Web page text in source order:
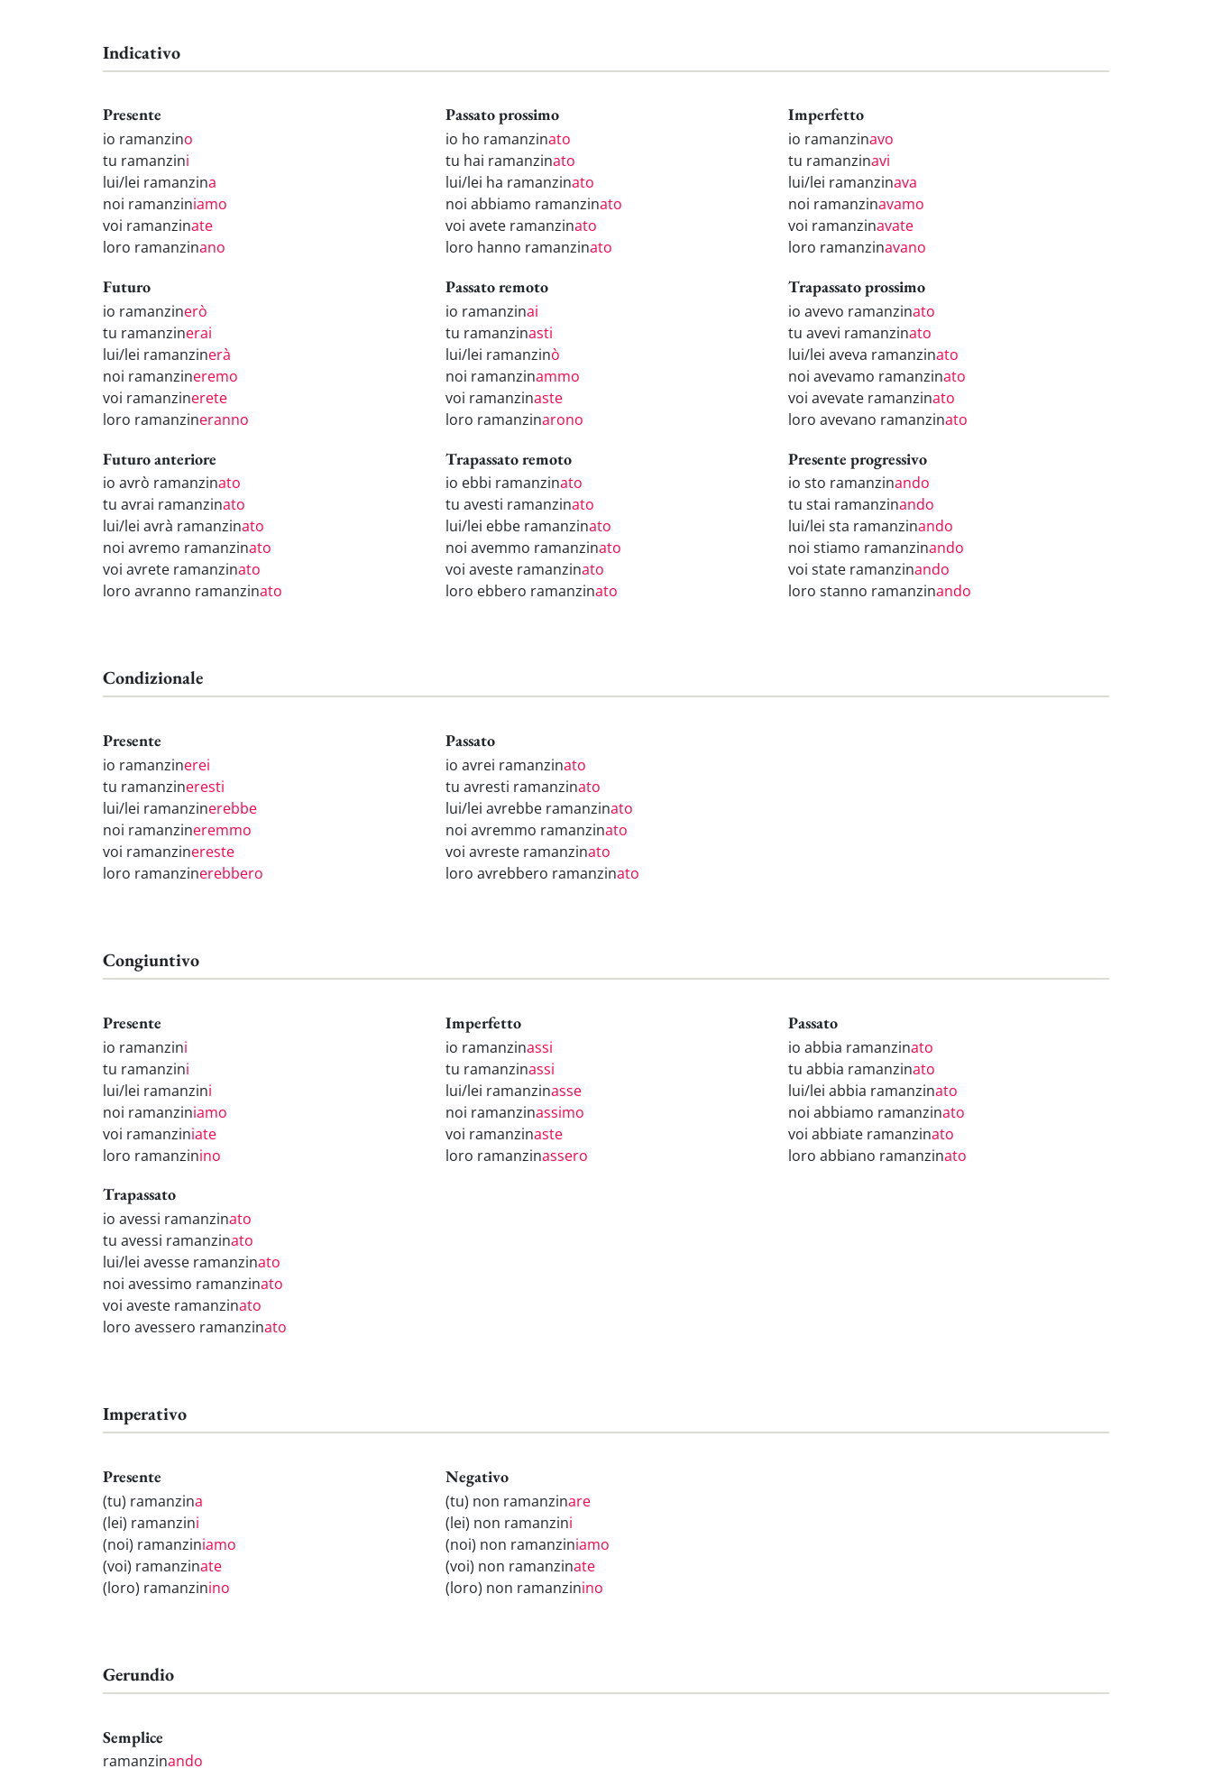
Indicativo
Presente
io ramanzino
tu ramanzini
lui/lei ramanzina
noi ramanziniamo
voi ramanzinate
loro ramanzinano
Passato prossimo
io ho ramanzinato
tu hai ramanzinato
lui/lei ha ramanzinato
noi abbiamo ramanzinato
voi avete ramanzinato
loro hanno ramanzinato
Imperfetto
io ramanzinavo
tu ramanzinavi
lui/lei ramanzinava
noi ramanzinavamo
voi ramanzinavate
loro ramanzinavano
Futuro
io ramanzinerò
tu ramanzinerai
lui/lei ramanzinerà
noi ramanzineremo
voi ramanzinerete
loro ramanzineranno
Passato remoto
io ramanzinai
tu ramanzinasti
lui/lei ramanzinò
noi ramanzinammo
voi ramanzinaste
loro ramanzinarono
Trapassato prossimo
io avevo ramanzinato
tu avevi ramanzinato
lui/lei aveva ramanzinato
noi avevamo ramanzinato
voi avevate ramanzinato
loro avevano ramanzinato
Futuro anteriore
io avrò ramanzinato
tu avrai ramanzinato
lui/lei avrà ramanzinato
noi avremo ramanzinato
voi avrete ramanzinato
loro avranno ramanzinato
Trapassato remoto
io ebbi ramanzinato
tu avesti ramanzinato
lui/lei ebbe ramanzinato
noi avemmo ramanzinato
voi aveste ramanzinato
loro ebbero ramanzinato
Presente progressivo
io sto ramanzinando
tu stai ramanzinando
lui/lei sta ramanzinando
noi stiamo ramanzinando
voi state ramanzinando
loro stanno ramanzinando
Condizionale
Presente
io ramanzinerei
tu ramanzineresti
lui/lei ramanzinerebbe
noi ramanzineremmo
voi ramanzinereste
loro ramanzinerebbero
Passato
io avrei ramanzinato
tu avresti ramanzinato
lui/lei avrebbe ramanzinato
noi avremmo ramanzinato
voi avreste ramanzinato
loro avrebbero ramanzinato
Congiuntivo
Presente
io ramanzini
tu ramanzini
lui/lei ramanzini
noi ramanziniamo
voi ramanziniate
loro ramanzinino
Imperfetto
io ramanzinassi
tu ramanzinassi
lui/lei ramanzinasse
noi ramanzinassimo
voi ramanzinaste
loro ramanzinassero
Passato
io abbia ramanzinato
tu abbia ramanzinato
lui/lei abbia ramanzinato
noi abbiamo ramanzinato
voi abbiate ramanzinato
loro abbiano ramanzinato
Trapassato
io avessi ramanzinato
tu avessi ramanzinato
lui/lei avesse ramanzinato
noi avessimo ramanzinato
voi aveste ramanzinato
loro avessero ramanzinato
Imperativo
Presente
(tu) ramanzina
(lei) ramanzini
(noi) ramanziniamo
(voi) ramanzinate
(loro) ramanzinino
Negativo
(tu) non ramanzinare
(lei) non ramanzini
(noi) non ramanziniamo
(voi) non ramanzinate
(loro) non ramanzinino
Gerundio
Semplice
ramanzinando